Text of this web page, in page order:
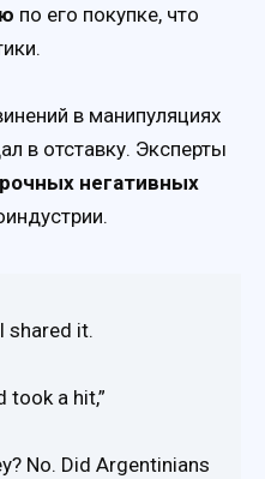
по его покупке, что
в манипуляциях
в отставку. Эксперты
негативных
shared it.
took a hit,”
No. Did Argentinians